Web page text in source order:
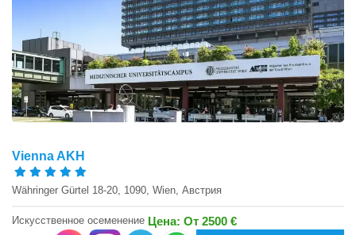
Vienna AKH
Währinger Gürtel 18-20, 1090, Wien, Австрия
Искусственное осеменение Цена: От 2500 €